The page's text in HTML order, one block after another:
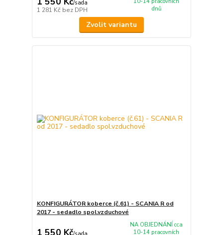
/sada
1 281 Kč bez DPH
dnů
Zvolit variantu
KONFIGURÁTOR koberce (č.61) - SCANIA R od
2017 - sedadlo spol.vzduchové
1 550 Kč
NA OBJEDNÁNÍ cca
10-14 pracovních